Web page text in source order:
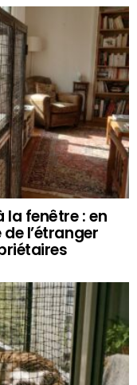
la fenêtre : en
l’étranger